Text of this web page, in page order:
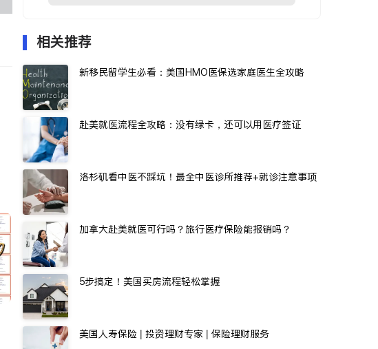
相关推荐
新移民留学生必看：美国HMO医保选家庭医生全攻略
赴美就医流程全攻略：没有绿卡，还可以用医疗签证
洛杉矶看中医不踩坑！最全中医诊所推荐+就诊注意事项
加拿大赴美就医可行吗？旅行医疗保险能报销吗？
5步搞定！美国买房流程轻松掌握
美国人寿保险 | 投资理财专家 | 保险理财服务